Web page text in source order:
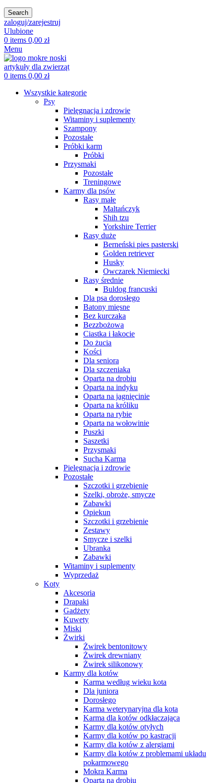
Search
zaloguj/zarejestruj
Ulubione
0 items 0,00 zł
Menu
0 items 0,00 zł
Wszystkie kategorie
Psy
Pielęgnacja i zdrowie
Witaminy i suplementy
Szampony
Pozostałe
Próbki karm
Próbki
Przysmaki
Pozostałe
Treningowe
Karmy dla psów
Rasy małe
Maltańczyk
Shih tzu
Yorkshire Terrier
Rasy duże
Berneński pies pasterski
Golden retriever
Husky
Owczarek Niemiecki
Rasy średnie
Buldog francuski
Dla psa dorosłego
Batony mięsne
Bez kurczaka
Bezzbożowa
Ciastka i łakocie
Do żucia
Kości
Dla seniora
Dla szczeniaka
Oparta na drobiu
Oparta na indyku
Oparta na jagnięcinie
Oparta na króliku
Oparta na rybie
Oparta na wołowinie
Puszki
Saszetki
Przysmaki
Sucha Karma
Pielęgnacja i zdrowie
Pozostałe
Szczotki i grzebienie
Szelki, obroże, smycze
Zabawki
Opiekun
Szczotki i grzebienie
Zestawy
Smycze i szelki
Ubranka
Zabawki
Witaminy i suplementy
Wyprzedaż
Koty
Akcesoria
Drapaki
Gadżety
Kuwety
Miski
Żwirki
Żwirek bentonitowy
Żwirek drewniany
Żwirek silikonowy
Karmy dla kotów
Karma według wieku kota
Dla juniora
Dorosłego
Karma weterynaryjna dla kota
Karma dla kotów odkłaczająca
Karmy dla kotów otyłych
Karmy dla kotów po kastracji
Karmy dla kotów z alergiami
Karmy dla kotów z problemami układu
pokarmowego
Mokra Karma
Oparta na drobiu